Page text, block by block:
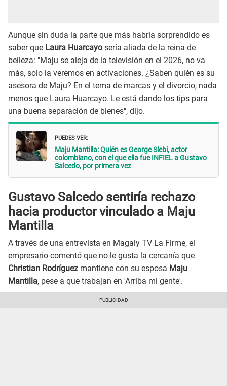
Aunque sin duda la parte que más habría sorprendido es
saber que Laura Huarcayo sería aliada de la reina de
belleza: "Maju se aleja de la televisión en el 2026, no va
más, solo la veremos en activaciones. ¿Saben quién es su
asesora de Maju? En el tema de marcas y el divorcio, nada
menos que Laura Huarcayo. Le está dando los tips para
una buena separación de bienes", dijo.
PUEDES VER:
Maju Mantilla: Quién es George Slebi, actor
colombiano, con el que ella fue INFIEL a Gustavo
Salcedo, por primera vez
Gustavo Salcedo sentiría rechazo
hacia productor vinculado a Maju
Mantilla
A través de una entrevista en Magaly TV La Firme, el
empresario comentó que no le gusta la cercanía que
Christian Rodríguez mantiene con su esposa Maju
Mantilla, pese a que trabajan en 'Arriba mi gente'.